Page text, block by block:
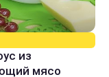
из
мясо